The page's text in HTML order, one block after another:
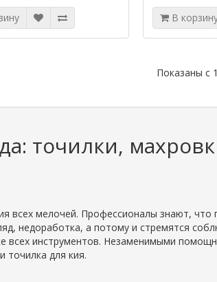
В
Показаны с
точилки,
всех мелочей. Профессионалы знают, что
недоработка, а потому и стремятся
всех инструментов. Незаменимыми
точилка для кия.